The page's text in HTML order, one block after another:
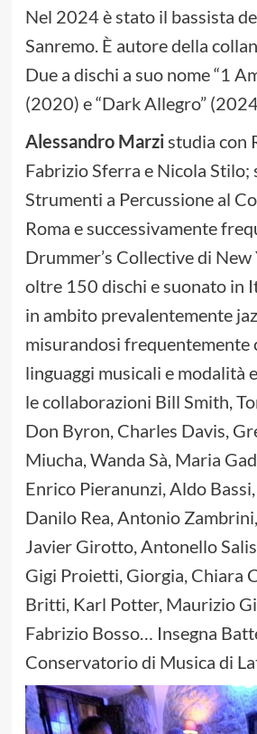
Nel 2024 è stato il bassista
Sanremo. È autore della
Due a dischi a suo nome “1
(2020) e “Dark Allegro”
Alessandro Marzistudia con
Fabrizio Sferra e Nicola Stilo;
Strumenti a Percussione al
Roma e successivamente
Drummer’s Collective di New
oltre 150 dischi e suonato in
in ambito prevalentemente
misurandosi frequentemente
linguaggi musicali e modalità
le collaborazioni Bill Smith,
Don Byron, Charles Davis,
Miucha, Wanda Sà, Maria
Enrico Pieranunzi, Aldo
Danilo Rea, Antonio
Javier Girotto, Antonello
Gigi Proietti, Giorgia, Chiara
Britti, Karl Potter, Maurizio
Fabrizio Bosso… Insegna
Conservatorio di Musica di